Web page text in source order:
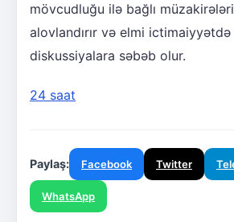
mövcudluğu ilə bağlı
alovlandırır və elmi
diskussiyalara səbəb olur.
24 saat
Paylaş: Facebook Twitter
WhatsApp